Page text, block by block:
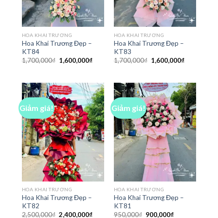
HOA KHAI TRƯƠNG
Hoa Khai Trương Đẹp –
KT84
1,700,000₫ Giá
gốc
1,600,000₫Giá
1,600,000₫.
HOA KHAI TRƯƠNG
Hoa Khai Trương Đẹp –
KT83
1,700,000₫ Giá
gốc
1,600,000₫Giá
Giảm giá!
HOA KHAI TRƯƠNG
Hoa Khai Trương Đẹp –
KT82
2,500,000₫ Giá
2,400,000₫Giá
Giảm giá!
HOA KHAI TRƯƠNG
Hoa Khai Trương Đẹp –
KT81
950,000₫ Giá
900,000₫Giá